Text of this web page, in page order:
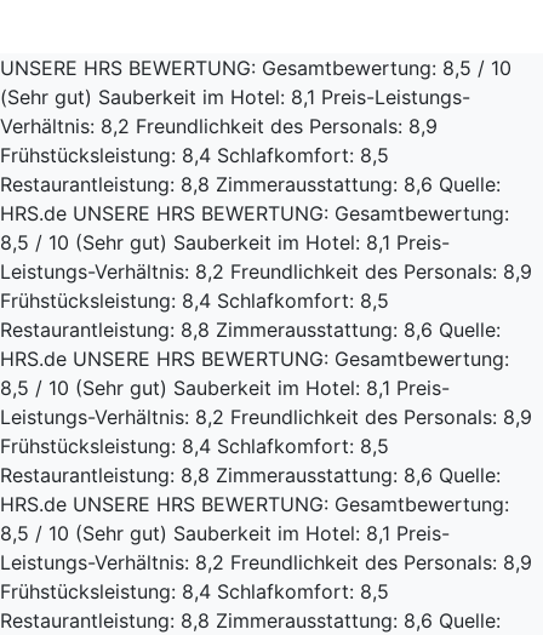
UNSERE HRS BEWERTUNG: Gesamtbewertung: 8,5 / 10
(Sehr gut) Sauberkeit im Hotel: 8,1 Preis-Leistungs-
Verhältnis: 8,2 Freundlichkeit des Personals: 8,9
Frühstücksleistung: 8,4 Schlafkomfort: 8,5
Restaurantleistung: 8,8 Zimmerausstattung: 8,6 Quelle:
HRS.de UNSERE HRS BEWERTUNG: Gesamtbewertung:
8,5 / 10 (Sehr gut) Sauberkeit im Hotel: 8,1 Preis-
Leistungs-Verhältnis: 8,2 Freundlichkeit des Personals: 8,9
Frühstücksleistung: 8,4 Schlafkomfort: 8,5
Restaurantleistung: 8,8 Zimmerausstattung: 8,6 Quelle:
HRS.de UNSERE HRS BEWERTUNG: Gesamtbewertung:
8,5 / 10 (Sehr gut) Sauberkeit im Hotel: 8,1 Preis-
Leistungs-Verhältnis: 8,2 Freundlichkeit des Personals: 8,9
Frühstücksleistung: 8,4 Schlafkomfort: 8,5
Restaurantleistung: 8,8 Zimmerausstattung: 8,6 Quelle:
HRS.de UNSERE HRS BEWERTUNG: Gesamtbewertung:
8,5 / 10 (Sehr gut) Sauberkeit im Hotel: 8,1 Preis-
Leistungs-Verhältnis: 8,2 Freundlichkeit des Personals: 8,9
Frühstücksleistung: 8,4 Schlafkomfort: 8,5
Restaurantleistung: 8,8 Zimmerausstattung: 8,6 Quelle: